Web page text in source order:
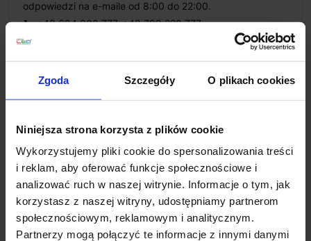
Zgoda Szczegóły O plikach cookies
Niniejsza strona korzysta z plików cookie
Wykorzystujemy pliki cookie do spersonalizowania treści
i reklam, aby oferować funkcje społecznościowe i
analizować ruch w naszej witrynie. Informacje o tym, jak
korzystasz z naszej witryny, udostępniamy partnerom
społecznościowym, reklamowym i analitycznym.
Partnerzy mogą połączyć te informacje z innymi danymi
odpowiedzi na e-maile od 8:00 do 22:00.
phone +48 694 000 777,+48 799 220 777
email
Metody płatności
Koszt dostawy
Zapytaj o produkt